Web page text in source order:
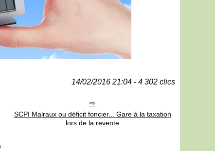
14/02/2016 21:04 - 4 302 clics
SCPI Malraux ou déficit foncier... Gare à la taxation
lors de la revente